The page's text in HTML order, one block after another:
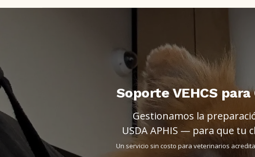
Soporte VEHCS
Gestionamos la
USDA APHIS — para que tu
Un servicio sin costo para veterinarios